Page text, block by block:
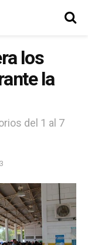
los
la
del 1 al 7